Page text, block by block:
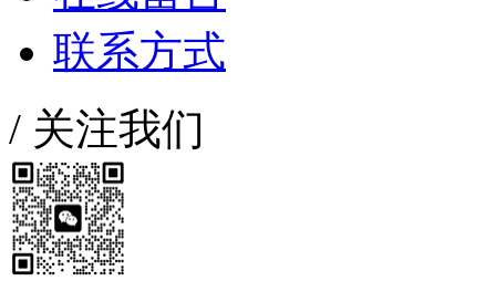
联系方式
/ 关注我们